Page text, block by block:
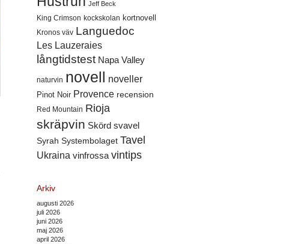
Jeff Beck
King Crimson kockskolan kortnovell
Kronos väv Languedoc
Les Lauzeraies
långtidstest Napa Valley
naturvin novell noveller
Pinot Noir Provence recension
Red Mountain Rioja
skräpvin Skörd svavel
Syrah Systembolaget Tavel
Ukraina vinfrossa vintips
Arkiv
augusti 2026
juli 2026
juni 2026
maj 2026
april 2026